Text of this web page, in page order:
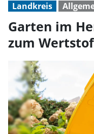
Landkreis
Garten im
zum